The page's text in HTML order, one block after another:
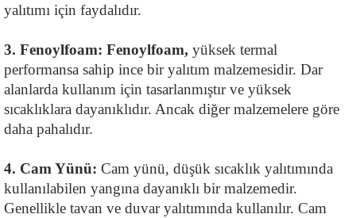
yalıtımı için faydalıdır.
3. Fenoylfoam: Fenoylfoam, yüksek termal
performansa sahip ince bir yalıtım malzemesidir. Dar
alanlarda kullanım için tasarlanmıştır ve yüksek
sıcaklıklara dayanıklıdır. Ancak diğer malzemelere göre
daha pahalıdır.
4. Cam Yünü: Cam yünü, düşük sıcaklık yalıtımında
kullanılabilen yangına dayanıklı bir malzemedir.
Genellikle tavan ve duvar yalıtımında kullanılır. Cam